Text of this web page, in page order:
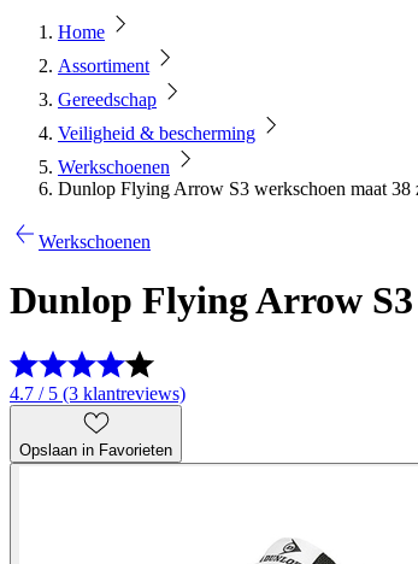
Home
Assortiment
Gereedschap
Veiligheid & bescherming
Werkschoenen
Dunlop Flying Arrow S3 werkschoen maat 38
Werkschoenen
Dunlop Flying Arrow
4.7 / 5 (3 klantreviews)
Opslaan in Favorieten